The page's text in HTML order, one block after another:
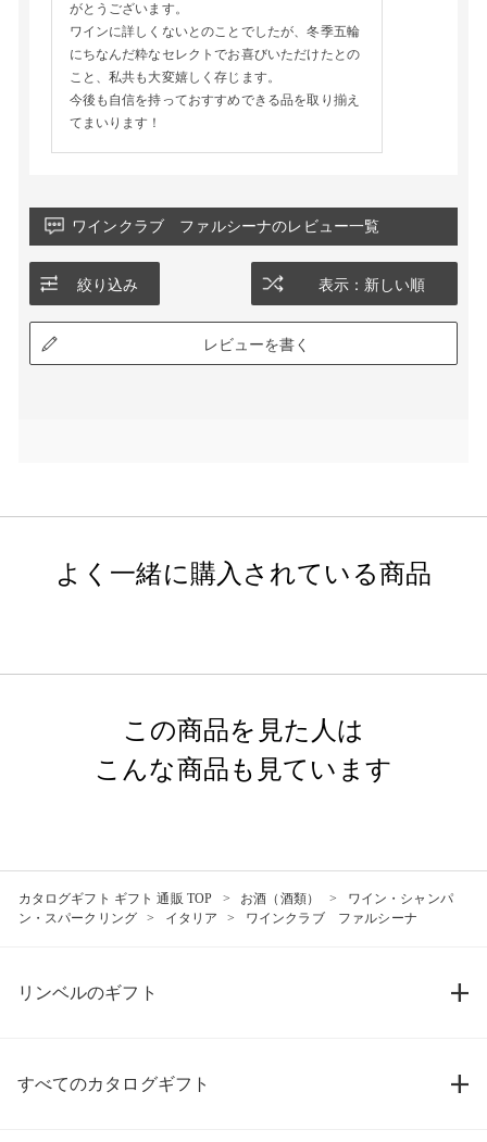
がとうございます。
ワインに詳しくないとのことでしたが、冬季五輪
にちなんだ粋なセレクトでお喜びいただけたとの
こと、私共も大変嬉しく存じます。
今後も自信を持っておすすめできる品を取り揃え
てまいります！
ワインクラブ ファルシーナのレビュー一覧
絞り込み 表示：新しい順
レビューを書く
よく一緒に購入されている商品
この商品を見た人は
こんな商品も見ています
カタログギフト ギフト 通販 TOP お酒（酒類）
ワイン・シャンパ
ン・スパークリング
イタリア ワインクラブ ファルシーナ
リンベルのギフト
すべてのカタログギフト